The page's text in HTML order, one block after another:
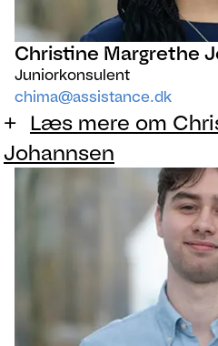
Christine Margrethe
Juniorkonsulent
chima@assistance.dk
Læs mere om
Johannsen